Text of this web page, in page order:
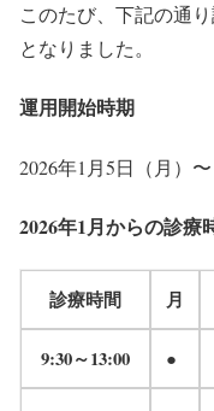
このたび、下記の通
となりました。
運用開始時期
2026年1月5日（月）〜
2026年1月からの診療
診療時間 月
9:30～13:00 ●